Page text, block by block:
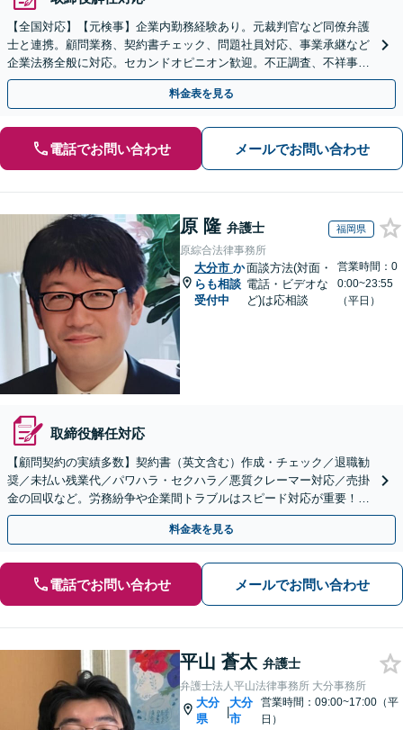
【全国対応】【元検事】企業内勤務経験あり。元裁判官など同僚弁護
士と連携。顧問業務、契約書チェック、問題社員対応、事業承継など
企業法務全般に対応。セカンドオピニオン歓迎。不正調査、不祥事や
ハラスメントの対応・予防にも実績。事業を守り成長支援。
料金表を見る
電話でお問い合わせ メールでお問い合わせ
原 隆 弁護士 福岡県
原綜合法律事務所
大分市 か
らも相談
受付中
面談方法(対面・
電話・ビデオな
ど)は応相談
営業時間：0
0:00~23:55
（平日）
取締役解任対応
【顧問契約の実績多数】契約書（英文含む）作成・チェック／退職勧
奨／未払い残業代／パワハラ・セクハラ／悪質クレーマー対応／売掛
金の回収など。労務紛争や企業間トラブルはスピード対応が重要！ビ
ジネスを発展させるために全力でサポートします。
料金表を見る
電話でお問い合わせ メールでお問い合わせ
平山 蒼太 弁護士
弁護士法人平山法律事務所 大分事務所
大分
県
|
大分
市
営業時間：09:00~17:00（平
日）